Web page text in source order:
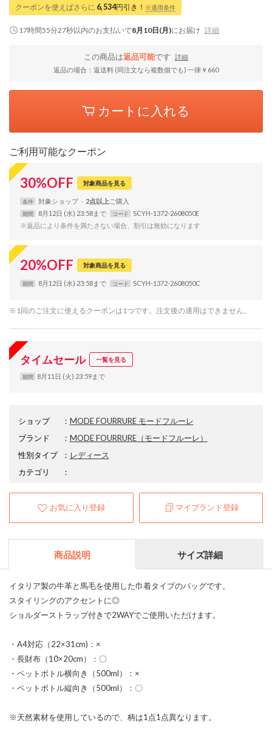
クーポンを使えばさらに 6,534円引き！ ※適用条件
17時間55分26秒以内のお支払いで8月10日(月)にお届け 詳細
この商品は返品可能です
詳細
返品の場合：返送料 (同注文なら複数個でも) 一律￥660
カートに入れる
ご利用可能なクーポン
30%OFF 対象商品を見る
条件 対象ショップ 2点以上
期間 8月12日 (水) 23:58まで コード
SCYH-1372-2608050E
※返品により条件を満たさない場合、割引は無効になります
20%OFF 対象商品を見る
期間 8月12日 (水) 23:58まで コード SCYH-1372-2608050C
※1回のご注文に使えるクーポンは1つです。注文後の適用はできません。
タイムセール 一覧を見る
期間 8月11日 (火) 23:59まで
ショップ ： MODE FOURRURE モードフルーレ
ブランド
： MODE FOURRURE（モードフルーレ）
性別タイプ
： レディース
カテゴリ
：
お気に入り登録 マイブランド登録
商品説明 サイズ詳細
イタリア製の牛革と馬毛を使用した巾着タイプのバッグです。
スタイリングのアクセントに◎
ショルダーストラップ付きで2WAYでご使用いただけます。
・A4対応（22×31cm)：×
・長財布（10×20cm）：〇
・ペットボトル横向き（500ml）：×
・ペットボトル縦向き（500ml）：〇
※天然素材を使用しているので、柄は1点1点異なります。